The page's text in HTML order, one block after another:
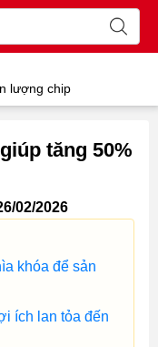
lượng chip
tăng 50%
02/2026
khóa để sản
ích lan tỏa đến